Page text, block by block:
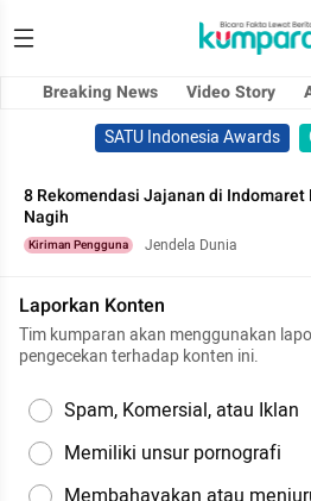
Breaking News Video Story
SATU Indonesia Awards
8 Rekomendasi Jajanan di Indomaret
Nagih
Kiriman Pengguna Jendela Dunia
Laporkan Konten
Tim kumparan akan menggunakan
pengecekan terhadap konten ini.
Spam, Komersial, atau Iklan
Memiliki unsur pornografi